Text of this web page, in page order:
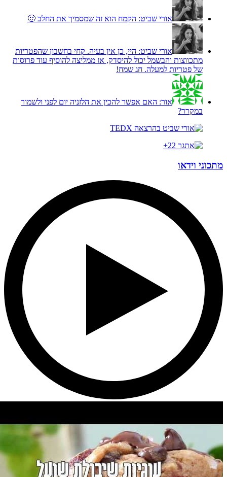
אורי שביט: הקמח הוא זה שמסמיך את החלב 🙂
אורי שביט: היי, כן אין בעיה. קחי בחשבון שהפטריות
מתכווצות והבשמל יכול להיסדק, אז ממליצה להוסיף עוד פרוסות
של פטריות למעלה. חג שמח!
אור: האם אפשר להכין את הלזניה יום לפני ולשמור
במקרר?
מתכוני וידאו